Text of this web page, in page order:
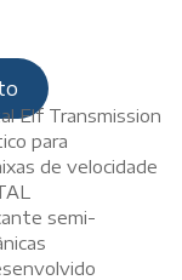
Elf Transmission
para
de velocidade
semi-